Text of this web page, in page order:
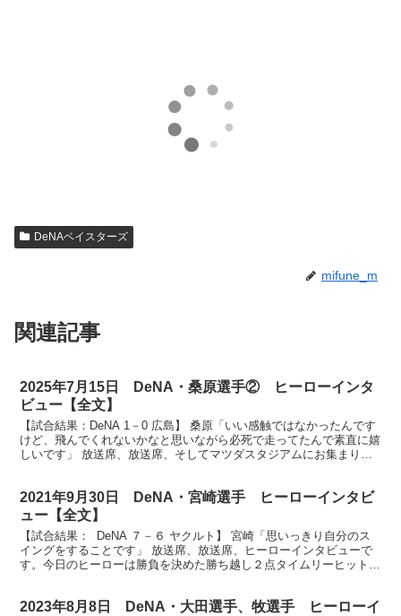
DeNAベイスターズ
mifune_m
関連記事
2025年7月15日 DeNA・桑原選手② ヒーローインタ
ビュー【全文】
【試合結果：DeNA 1－0 広島】 桑原「いい感触ではなかったんです
けど、飛んでくれないかなと思いながら必死で走ってたんで素直に嬉
しいです」 放送席、放送席、そしてマツダスタジアムにお集まりの
2021年9月30日 DeNA・宮崎選手 ヒーローインタビ
ュー【全文】
【試合結果： DeNA ７－６ ヤクルト】 宮崎「思いっきり自分のス
イングをすることです」 放送席、放送席、ヒーローインタビューで
す。今日のヒーローは勝負を決めた勝ち越し２点タイムリーヒットを
2023年8月8日 DeNA・大田選手、牧選手 ヒーローイ